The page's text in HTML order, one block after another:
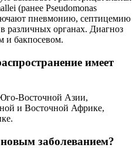
(ранее Pseudomonas
пневмонию, септицемию
органах. Диагноз
и бакпосевом.
имеет
Восточной Азии,
и Восточной Африке,
заболеванием?